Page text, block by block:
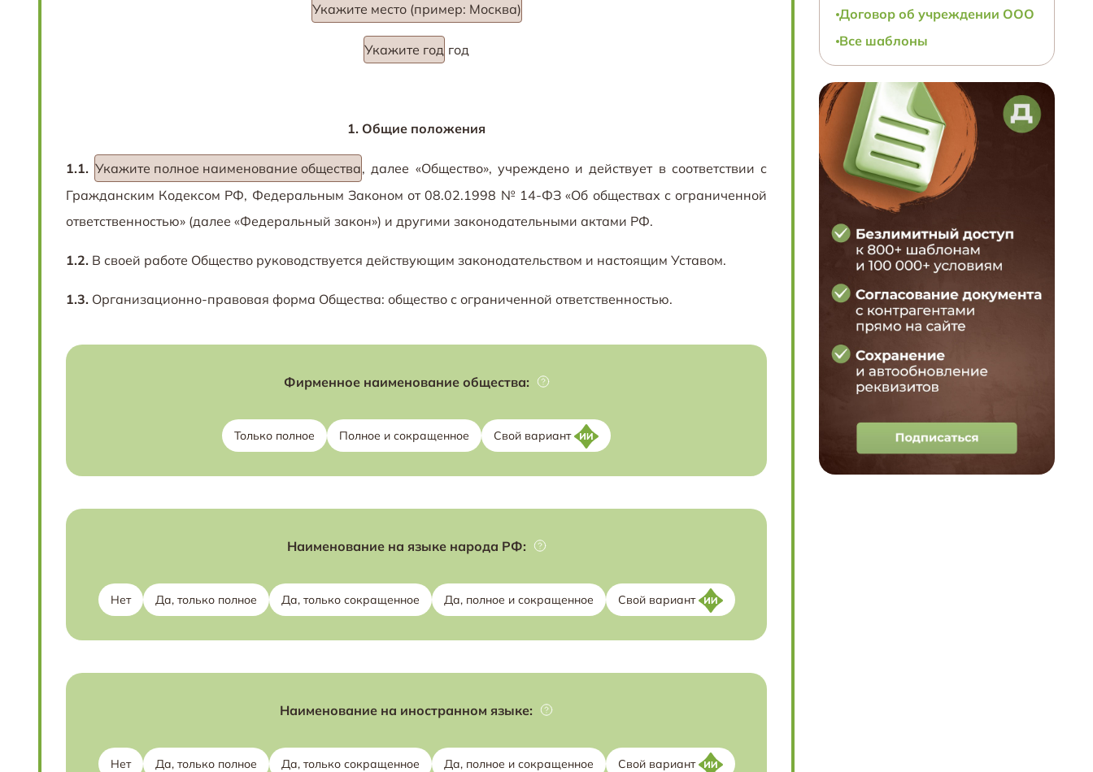
Договор об учреждении ООО
Все шаблоны
Укажите место (пример: Москва)
Укажите год год
1. Общие положения
1.1. Укажите полное наименование общества, далее «Общество», учреждено и действует в соответствии с
Гражданским Кодексом РФ, Федеральным Закономот 08.02.1998 № 14-ФЗ«Об обществах с ограниченной
ответственностью» (далее «Федеральный закон») и другими законодательными актами РФ.
1.2. В своей работе Общество руководствуется действующим законодательством и настоящим Уставом.
1.3. Организационно-правовая форма Общества: общество с ограниченной ответственностью.
Фирменное наименование общества:
Только полное Полное и сокращенное Свой вариант
Наименование на языке народа РФ:
Нет Да, только полное Да, только сокращенное Да, полное и сокращенное Свой вариант
Наименование на иностранном языке:
Нет Да, только полное Да, только сокращенное Да, полное и сокращенное Свой вариант